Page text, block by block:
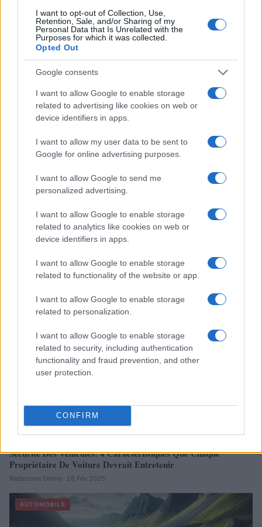
I want to opt-out of Collection, Use,
Retention, Sale, and/or Sharing of my
Personal Data that Is Unrelated with the
Purposes for which it was collected.
Opted Out
Google consents
I want to allow Google to enable storage
related to advertising like cookies on web or
device identifiers in apps.
I want to allow my user data to be sent to
Google for online advertising purposes.
I want to allow Google to send me
personalized advertising.
I want to allow Google to enable storage
related to analytics like cookies on web or
device identifiers in apps.
I want to allow Google to enable storage
related to functionality of the website or app.
I want to allow Google to enable storage
related to personalization.
I want to allow Google to enable storage
related to security, including authentication
functionality and fraud prevention, and other
user protection.
CONFIRM
À lire aussi
AUTOMOBILE
Réparations automobiles 2025: le guide malin pour réduire la
Infos Rédaction · 27 Août 2025
Sécurité Des Véhicules: 4 Caractéristiques Que Chaque
Propriétaire De Voiture Devrait Entretenir
Redazione Online · 28 Fév 2025
AUTOMOBILE